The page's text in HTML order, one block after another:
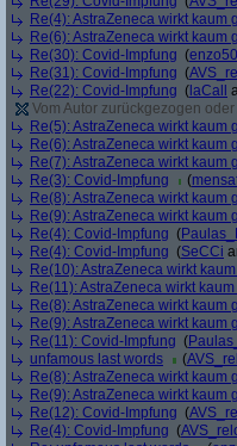
Re(4): AstraZeneca wirkt kaum
Re(6): AstraZeneca wirkt kaum
Re(30): Covid-Impfung (
Re(31): Covid-Impfung (
Re(22): Covid-Impfung ( laCall
Vom Autor zurückgezogen
Re(5): AstraZeneca wirkt kaum
Re(6): AstraZeneca wirkt kaum
Re(7): AstraZeneca wirkt kaum
Re(3): Covid-Impfung
(
Re(8): AstraZeneca wirkt kaum
Re(9): AstraZeneca wirkt kaum
Re(4): Covid-Impfung (
Re(4): Covid-Impfung (SeCCi
Re(10): AstraZeneca wirkt
Re(11): AstraZeneca wirkt
Re(8): AstraZeneca wirkt kaum
Re(9): AstraZeneca wirkt kaum
Re(11): Covid-Impfung (
unfamous last words
(
Re(8): AstraZeneca wirkt kaum
Re(9): AstraZeneca wirkt kaum
Re(12): Covid-Impfung (
Re(4): Covid-Impfung (